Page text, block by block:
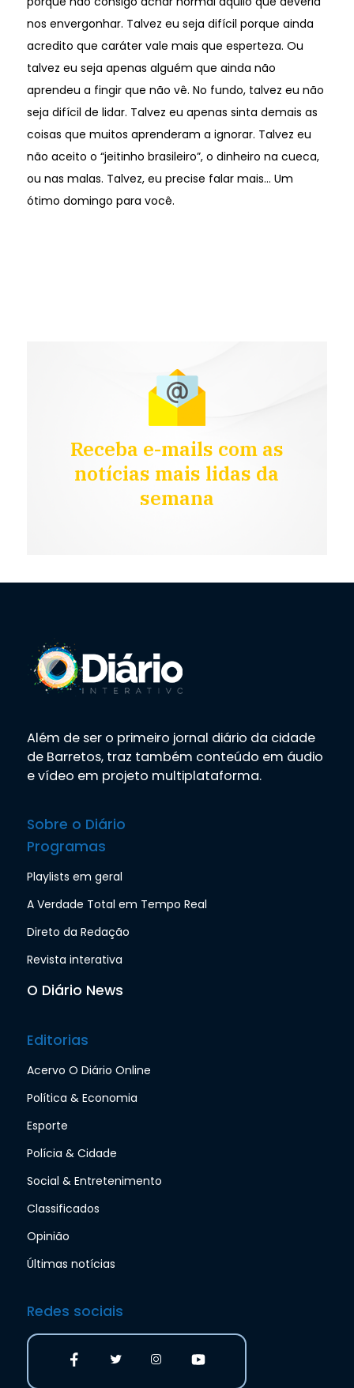
nos envergonhar. Talvez eu seja difícil porque ainda
acredito que caráter vale mais que esperteza. Ou
talvez eu seja apenas alguém que ainda não
aprendeu a fingir que não vê. No fundo, talvez eu não
seja difícil de lidar. Talvez eu apenas sinta demais as
coisas que muitos aprenderam a ignorar. Talvez eu
não aceito o “jeitinho brasileiro”, o dinheiro na cueca,
ou nas malas. Talvez, eu precise falar mais... Um
ótimo domingo para você.
Receba e-mails com as
notícias mais lidas da
semana
Além de ser o primeiro jornal diário da cidade
de Barretos, traz também conteúdo em áudio
e vídeo em projeto multiplataforma.
Sobre o Diário
Programas
Playlists em geral
A Verdade Total em Tempo Real
Direto da Redação
Revista interativa
O Diário News
Editorias
Acervo O Diário Online
Política & Economia
Esporte
Polícia & Cidade
Social & Entretenimento
Classificados
Opinião
Últimas notícias
Redes sociais